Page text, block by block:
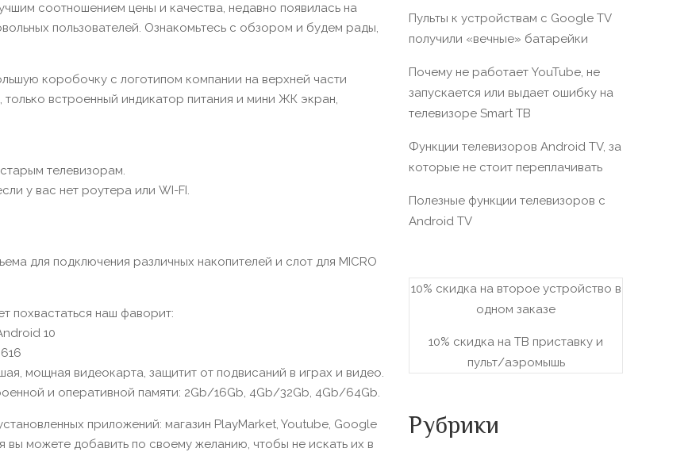
соотношением цены и качества, недавно появилась на
пользователей. Ознакомьтесь с обзором и будем рады,
коробочку с логотипом компании на верхней части
встроенный индикатор питания и мини ЖК экран,
телевизорам.
у вас нет роутера или WI-FI.
для подключения различных накопителей и слот для MICRO
похвастаться наш фаворит:
10
мощная видеокарта, защитит от подвисаний в играх и видео.
и оперативной памяти: 2Gb/16Gb, 4Gb/32Gb, 4Gb/64Gb.
приложений: магазин PlayMarket, Youtube, Google
можете добавить по своему желанию, чтобы не искать их в
Пульты к устройствам с Google TV
получили «вечные» батарейки
Почему не работает YouTube, не
запускается или выдает ошибку на
телевизоре Smart TВ
Функции телевизоров Android TV, за
которые не стоит переплачивать
Полезные функции телевизоров c
Android TV
10% скидка на второе устройство в
одном заказе
10% скидка на ТВ приставку и
пульт/аэромышь
Рубрики